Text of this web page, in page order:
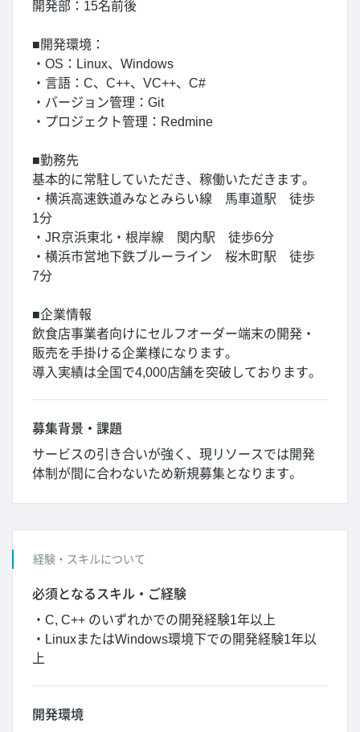
開発部：15名前後
■開発環境：
・OS：Linux、Windows
・言語：C、C++、VC++、C#
・バージョン管理：Git
・プロジェクト管理：Redmine
■勤務先
基本的に常駐していただき、稼働いただきます。
・横浜高速鉄道みなとみらい線 馬車道駅 徒歩
1分
・JR京浜東北・根岸線 関内駅 徒歩6分
・横浜市営地下鉄ブルーライン 桜木町駅 徒歩
7分
■企業情報
飲食店事業者向けにセルフオーダー端末の開発・
販売を手掛ける企業様になります。
導入実績は全国で4,000店舗を突破しております。
募集背景・課題
サービスの引き合いが強く、現リソースでは開発
体制が間に合わないため新規募集となります。
経験・スキルについて
必須となるスキル・ご経験
・C, C++ のいずれかでの開発経験1年以上
・LinuxまたはWindows環境下での開発経験1年以
上
開発環境